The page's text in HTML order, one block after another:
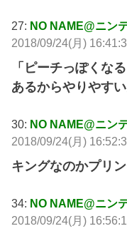
27: NO NAME@ニン
2018/09/24(月)
「ピーチっぽくな
あるからやりやす
30: NO NAME@ニン
2018/09/24(月)
キングなのかプリ
34: NO NAME@ニン
2018/09/24(月)